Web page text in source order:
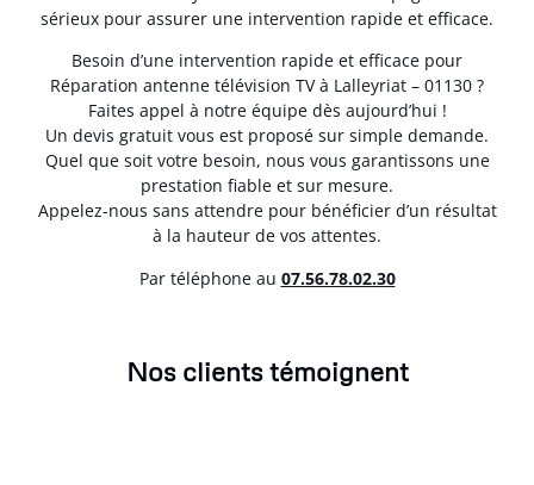
sérieux pour assurer une intervention rapide et efficace.
Besoin d’une intervention rapide et efficace pour
Réparation antenne télévision TV à Lalleyriat – 01130 ?
Faites appel à notre équipe dès aujourd’hui !
Un devis gratuit vous est proposé sur simple demande.
Quel que soit votre besoin, nous vous garantissons une
prestation fiable et sur mesure.
Appelez-nous sans attendre pour bénéficier d’un résultat
à la hauteur de vos attentes.
Par téléphone au 07.56.78.02.30
Nos clients témoignent